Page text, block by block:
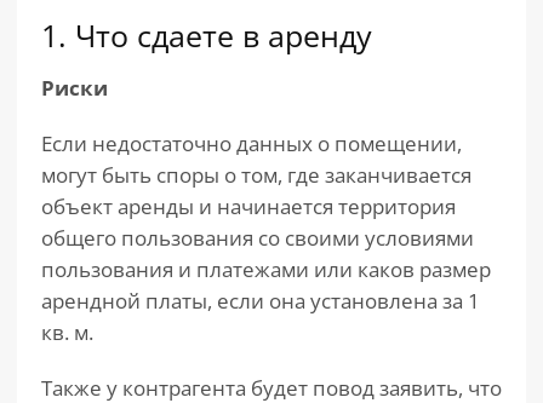
1. Что сдаете в аренду
Риски
Если недостаточно данных о помещении,
могут быть споры о том, где заканчивается
объект аренды и начинается территория
общего пользования со своими условиями
пользования и платежами или каков размер
арендной платы, если она установлена за 1
кв. м.
Также у контрагента будет повод заявить, что